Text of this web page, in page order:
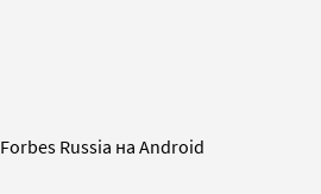
Russia на Android